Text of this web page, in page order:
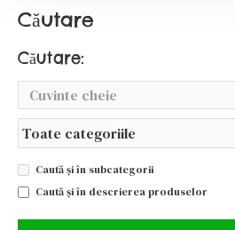
Căutare
Căutare:
Caută și în subcategorii
Caută și în descrierea produselor